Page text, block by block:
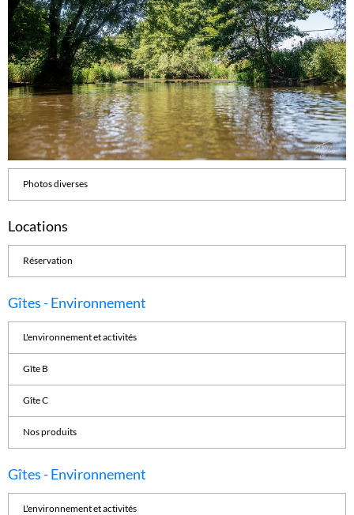
Photos diverses
Locations
Réservation
Gîtes - Environnement
L'environnement et activités
Gîte B
Gîte C
Nos produits
Gîtes - Environnement
L'environnement et activités